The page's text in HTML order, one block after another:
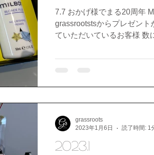
7.7 おかげ様でまる20周年
grassrootstsからプレゼン
ていただいているお客様 数
2023.1
grassroots
2023年1月6日
読了時間: 1